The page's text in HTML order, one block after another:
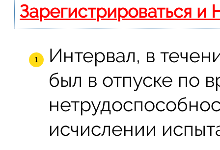
Зарегистрироваться и
Интервал, в
был в отпуске по
исчислении